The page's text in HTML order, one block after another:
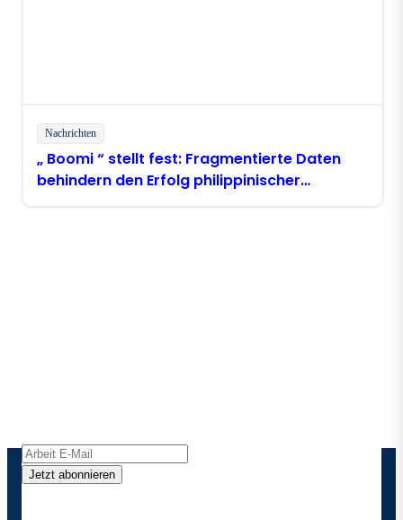
Nachrichten
„ Boomi “ stellt fest: Fragmentierte Daten
behindern den Erfolg philippinischer
Unternehmen im Bereich „ AI “
Jetzt abonnieren